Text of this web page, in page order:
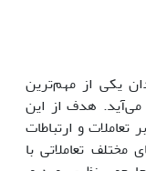
یکی از مهم‌ترین
می‌آید. هدف از این
و ارتباطات
تعاملاتی با